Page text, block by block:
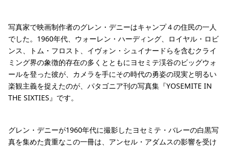
写真家で映画制作者のグレン・デニーはキャンプ４の住民の一人
でした。1960年代、ウォーレン・ハーディング、ロイヤル・ロビ
ンス、トム・フロスト、イヴォン・シュイナードらを含むクライ
ミング界の象徴的存在の多くとともにヨセミテ渓谷のビッグウォ
ールを登った彼が、カメラを手にその時代の勇姿の現実と明るい
楽観主義を捉えたのが、パタゴニア刊の写真集『YOSEMITE IN
THE SIXTIES』です。
グレン・デニーが1960年代に撮影したヨセミテ・バレーの白黒写
真を集めた貴重なこの一冊は、アンセル・アダムスの影響を受け